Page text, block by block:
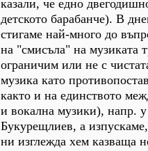
казали, че едно
детското барабанче). В
стигаме най-много до
на "смисъла" на музиката
ограничим или не с
музика като
както и на единството
и вокална музики), напр.
Букурещлиев, а
ни изглежда хем казваща